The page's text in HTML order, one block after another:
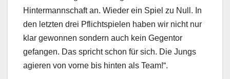
Hintermannschaft an. Wieder ein Spiel zu Null. In
den letzten drei Pflichtspielen haben wir nicht nur
klar gewonnen sondern auch kein Gegentor
gefangen. Das spricht schon für sich. Die Jungs
agieren von vorne bis hinten als Team!“.